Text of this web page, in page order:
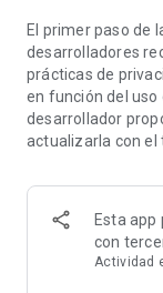
vez gracias a
📜Exportación
¡Lleva tus nuevas
esfuerzo artículos
compartirlos
🔄Listas de
problemas
Navega
función de listas
El primer paso de
desarrolladores
prácticas de
en función del uso
desarrollador
actualizarla con el
Esta
con
Actividad